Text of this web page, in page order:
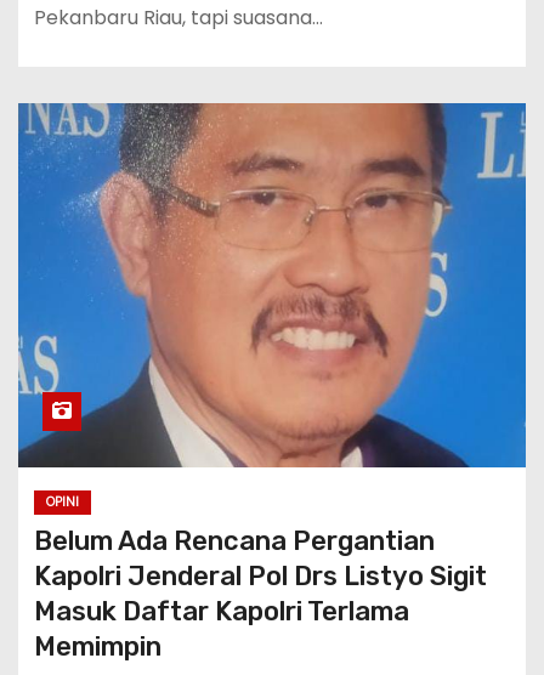
Pekanbaru Riau, tapi suasana…
OPINI
Belum Ada Rencana Pergantian
Kapolri Jenderal Pol Drs Listyo Sigit
Masuk Daftar Kapolri Terlama
Memimpin